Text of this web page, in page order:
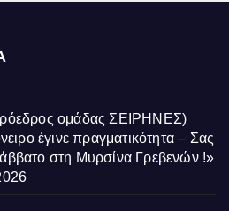
ομάδας ΣΕΙΡΗΝΕΣ)
έγινε πραγματικότητα – Σας
στη Μυρσίνα Γρεβενών !»